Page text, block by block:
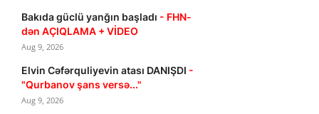
Bakıda güclü yanğın başladı - FHN-
dən AÇIQLAMA + VİDEO
Aug 9, 2026
Elvin Cəfərquliyevin atası DANIŞDI -
"Qurbanov şans versə..."
Aug 9, 2026